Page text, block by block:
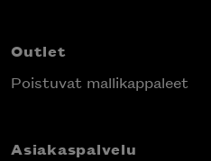
Outlet
Poistuvat mallikappaleet
Asiakaspalvelu